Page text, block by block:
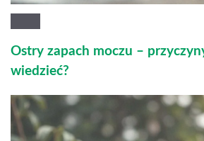
Ostry zapach moczu –
wiedzieć?